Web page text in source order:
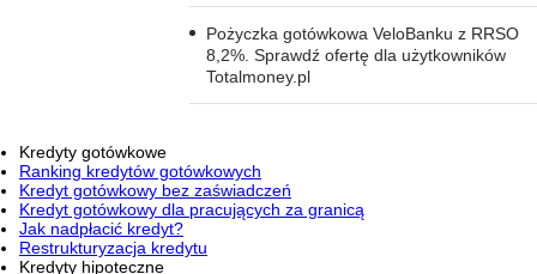
Pożyczka gotówkowa VeloBanku z RRSO
8,2%. Sprawdź ofertę dla użytkowników
Totalmoney.pl
Kredyty gotówkowe
Ranking kredytów gotówkowych
Kredyt gotówkowy bez zaświadczeń
Kredyt gotówkowy dla pracujących za granicą
Jak nadpłacić kredyt?
Restrukturyzacja kredytu
Kredyty hipoteczne